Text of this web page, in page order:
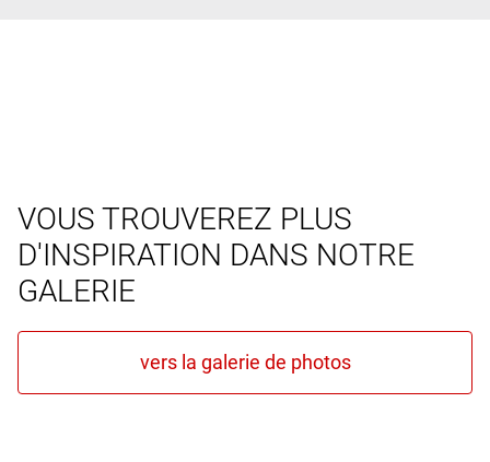
VOUS TROUVEREZ PLUS
D'INSPIRATION DANS NOTRE
GALERIE